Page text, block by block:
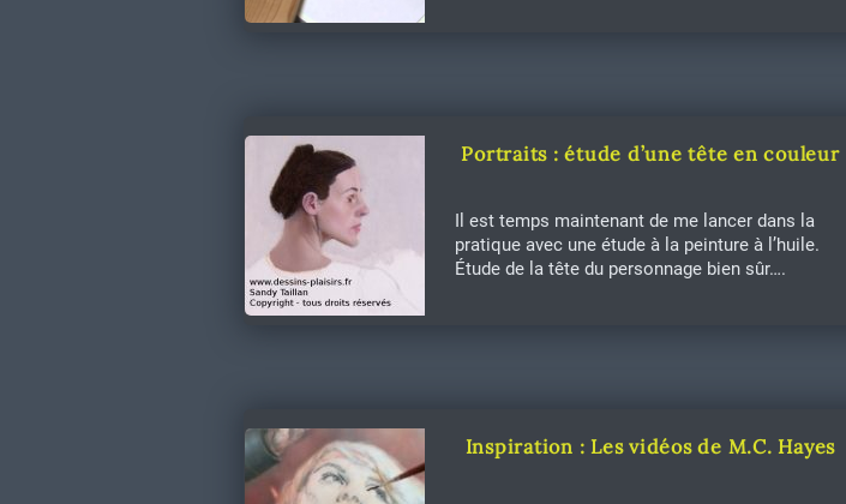
Portraits : étude d’une tête en couleur
Il est temps maintenant de me lancer dans la
pratique avec une étude à la peinture à l’huile.
Étude de la tête du personnage bien sûr….
Inspiration : Les vidéos de M.C. Hayes